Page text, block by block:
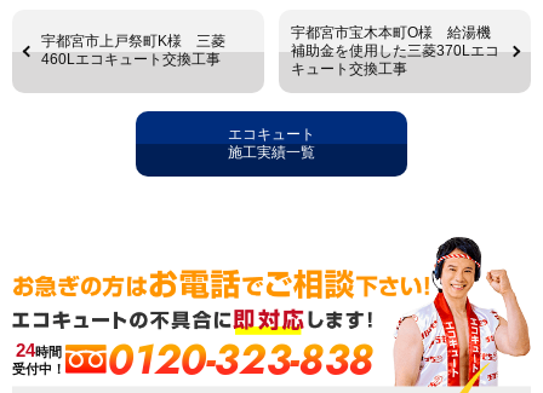
宇都宮市上戸祭町K様 三菱
460Lエコキュート交換工事
宇都宮市宝木本町O様 給湯機
補助金を使用した三菱370Lエコ
キュート交換工事
エコキュート
施工実績一覧
24時間
受付中！
0120-323-838